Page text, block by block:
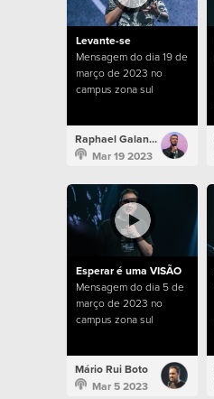
Levante-se
Mensagem do dia 19 de
março de 2023 no
campus zona sul
Raphael Galante
Mar 19 2023
Esperar é uma VISÃO
Mensagem do dia 5 de
março de 2023 no
campus zona sul
Mário Rui Boto
Mar 5 2023